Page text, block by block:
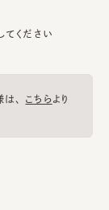
ください
、 こちらより